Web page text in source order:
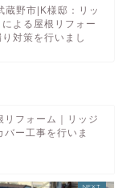
蔵野市|K様邸：リッ
による屋根リフォー
り対策を行いまし
リフォーム｜リッジ
バー工事を行いま